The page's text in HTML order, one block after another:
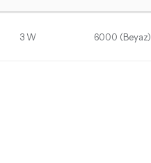
3 W 6000 (Beyaz)